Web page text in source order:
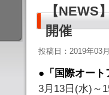
【NEWS
開催
投稿日：2019年03
● 「国際オー
3月13日(水)～